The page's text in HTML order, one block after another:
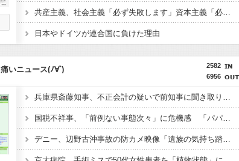
共産主義、社会主義「必ず失敗します」資本主義「必ず少子化します」
日本やドイツが連合国に負けた理由
2582
6956
痛いニュース(ﾉ∀`)
兵庫県斎藤知事、不正会計の疑いで前知事に聞き取り調査へ
国税不祥事、「前例ない事態次々」に危機感 「パパ活」、情報漏えいも
デニー、辺野古沖事故の防カメ映像「遺族の気持ち踏まえたものかくみ取り切れず」